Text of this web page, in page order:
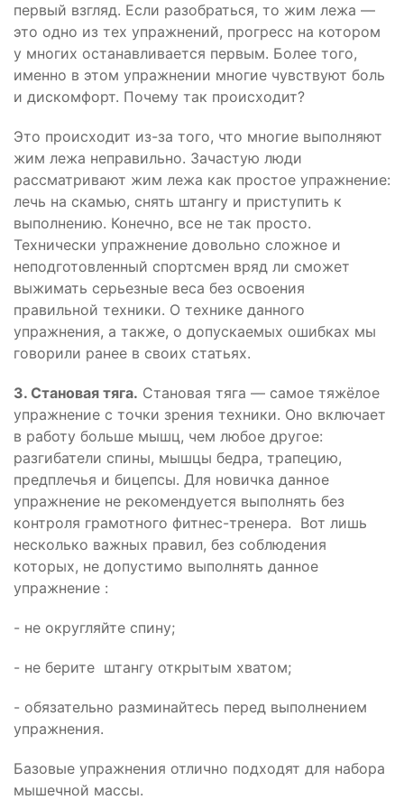
первый взгляд. Если разобраться, то жим лежа —
это одно из тех упражнений, прогресс на котором
у многих останавливается первым. Более того,
именно в этом упражнении многие чувствуют боль
и дискомфорт. Почему так происходит?
Это происходит из-за того, что многие выполняют
жим лежа неправильно. Зачастую люди
рассматривают жим лежа как простое упражнение:
лечь на скамью, снять штангу и приступить к
выполнению. Конечно, все не так просто.
Технически упражнение довольно сложное и
неподготовленный спортсмен вряд ли сможет
выжимать серьезные веса без освоения
правильной техники. О технике данного
упражнения, а также, о допускаемых ошибках мы
говорили ранее в своих статьях.
3. Становая тяга. Становая тяга — самое тяжёлое
упражнение с точки зрения техники. Оно включает
в работу больше мышц, чем любое другое:
разгибатели спины, мышцы бедра, трапецию,
предплечья и бицепсы. Для новичка данное
упражнение не рекомендуется выполнять без
контроля грамотного фитнес-тренера. Вот лишь
несколько важных правил, без соблюдения
которых, не допустимо выполнять данное
упражнение :
- не округляйте спину;
- не берите штангу открытым хватом;
- обязательно разминайтесь перед выполнением
упражнения.
Базовые упражнения отлично подходят для набора
мышечной массы.